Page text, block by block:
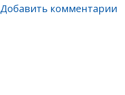
Добавить комментарии